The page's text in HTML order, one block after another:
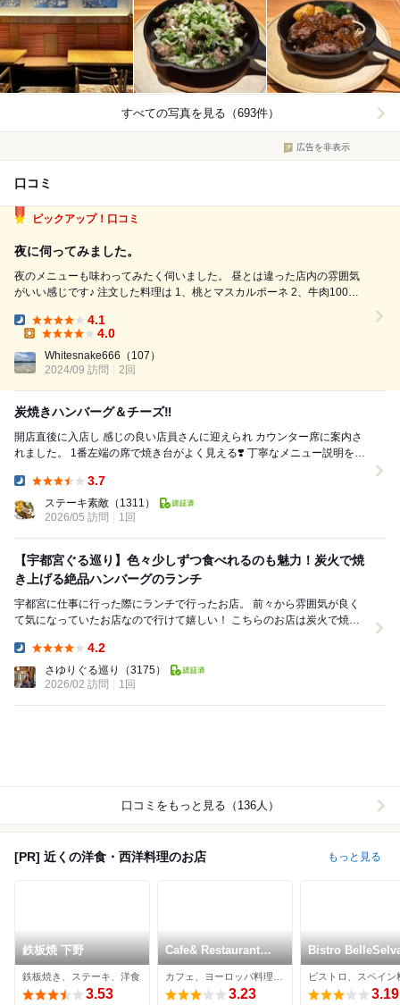
すべての写真を見る（693件）
広告を非表示
口コミ
ピックアップ！口コミ
夜に伺ってみました。
夜のメニューも味わってみたく伺いました。 昼とは違った店内の雰囲気
がいい感じです♪ 注文した料理は 1、桃とマスカルポーネ 2、牛肉100%
180g、グリーンカレーソースのご飯セット ドリンクは 1、生ビール 2、
赤...
Dinner:
4.1
4.0
Whitesnake666 （107）
2024/09 訪問
2回
炭焼きハンバーグ＆チーズ‼️
開店直後に入店し 感じの良い店員さんに迎えられ カウンター席に案内さ
れました。 1番左端の席で焼き台がよく見える❣️ 丁寧なメニュー説明を受
3.7
ステーキ素敵 （1311）
2026/05 訪問
1回
【宇都宮ぐる巡り】色々少しずつ食べれるのも魅力！炭火で焼
き上げる絶品ハンバーグのランチ
宇都宮に仕事に行った際にランチで行ったお店。 前々から雰囲気が良く
て気になっていたお店なので行けて嬉しい！ こちらのお店は炭火で焼い
4.2
さゆりぐる巡り
（3175）
2026/02 訪問
1回
口コミをもっと見る（136人）
[PR] 近くの洋食・西洋料理のお店 もっと見る
鉄板焼 下野
鉄板焼き、ステーキ、洋食
3.53
Cafe& Restaurant
OASIS
3.23
Bistro
3.19